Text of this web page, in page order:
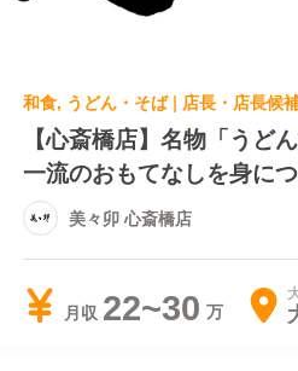
和食, うどん・そば | 店長・店長候
【心斎橋店】名物「うど
一流のおもてなしを身に
美々卯 心斎橋店
月収 22~30